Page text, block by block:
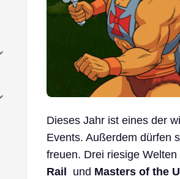
Dieses Jahr ist eines der
Events. Außerdem dürfen
freuen. Drei riesige
Rail
und Masters of the